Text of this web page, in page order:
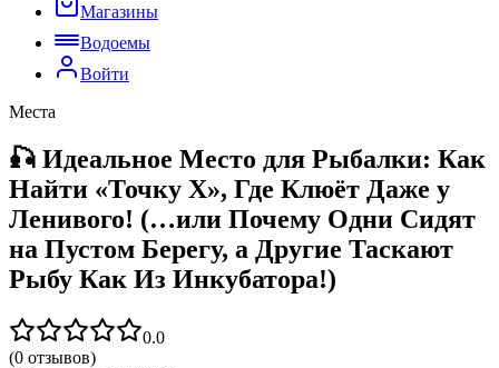
Магазины
Водоемы
Войти
Места
🎣 Идеальное Место для Рыбалки: Как
Найти «Точку Х», Где Клюёт Даже у
Ленивого! (…или Почему Одни Сидят
на Пустом Берегу, а Другие Таскают
Рыбу Как Из Инкубатора!)
0.0
(0 отзывов)